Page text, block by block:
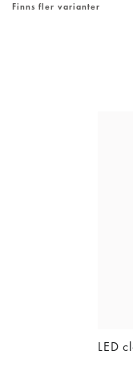
Finns fler varianter
LED